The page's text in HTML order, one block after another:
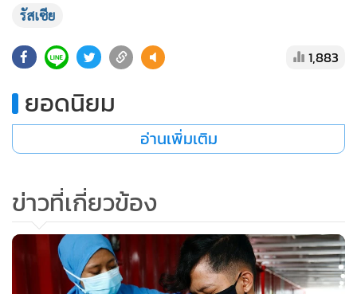
รัสเซีย
1,883
ยอดนิยม
อ่านเพิ่มเติม
ข่าวที่เกี่ยวข้อง